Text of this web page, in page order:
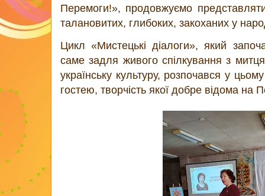
Перемоги!», продовжуємо
талановитих, глибоких, закоханих у
Цикл «Мистецькі діалоги», який
саме задля живого спілкування з
українську культуру, розпочався у
гостею, творчість якої добре відома на